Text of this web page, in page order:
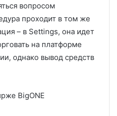
вопросом
проходит в том же
– в Settings, она идет
на платформе
однако вывод средств